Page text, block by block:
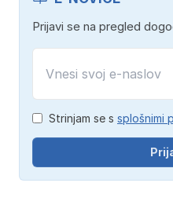
Prijavi se na pregled
Strinjam se s splošnimi